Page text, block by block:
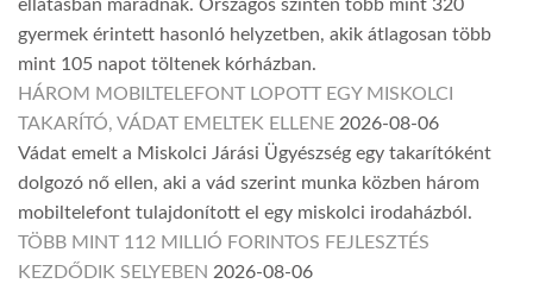
ellátásban maradnak. Országos szinten több mint 320
gyermek érintett hasonló helyzetben, akik átlagosan több
mint 105 napot töltenek kórházban.
HÁROM MOBILTELEFONT LOPOTT EGY MISKOLCI
TAKARÍTÓ, VÁDAT EMELTEK ELLENE 2026-08-06
Vádat emelt a Miskolci Járási Ügyészség egy takarítóként
dolgozó nő ellen, aki a vád szerint munka közben három
mobiltelefont tulajdonított el egy miskolci irodaházból.
TÖBB MINT 112 MILLIÓ FORINTOS FEJLESZTÉS
KEZDŐDIK SELYEBEN 2026-08-06